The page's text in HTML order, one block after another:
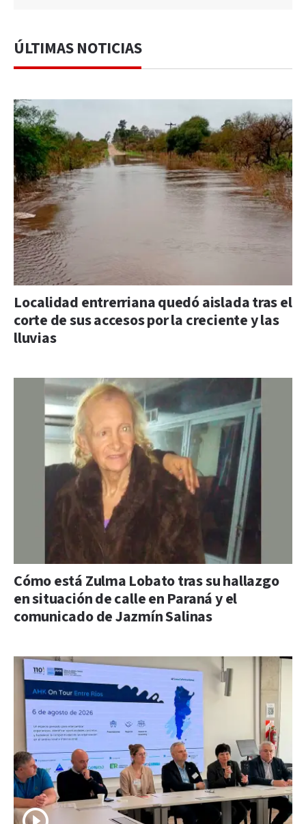
ÚLTIMAS NOTICIAS
Localidad entrerriana quedó aislada tras el
corte de sus accesos por la creciente y las
lluvias
Cómo está Zulma Lobato tras su hallazgo
en situación de calle en Paraná y el
comunicado de Jazmín Salinas